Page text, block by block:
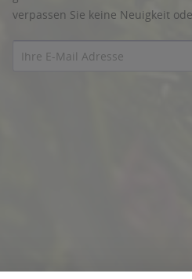
verpassen Sie keine Neuigkeit